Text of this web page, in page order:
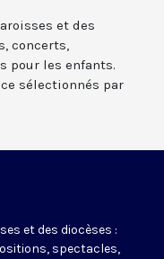
et des
concerts,
pour les enfants.
sélectionnés par
et des diocèses :
spectacles,